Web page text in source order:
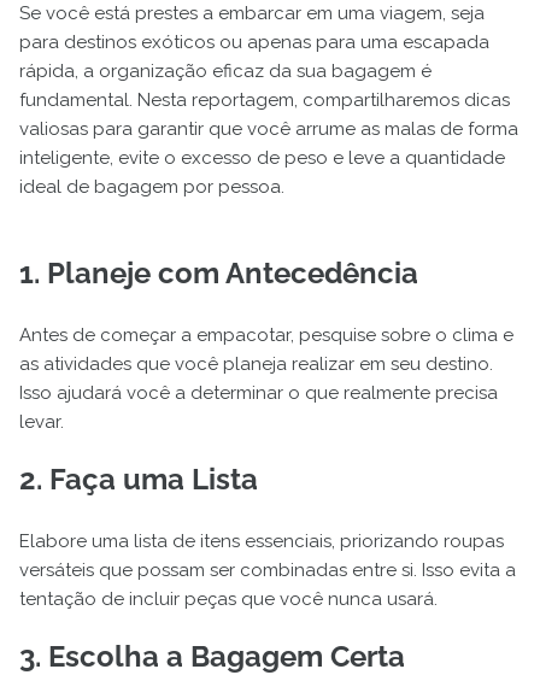
Se você está prestes a embarcar em uma viagem, seja
para destinos exóticos ou apenas para uma escapada
rápida, a organização eficaz da sua bagagem é
fundamental. Nesta reportagem, compartilharemos dicas
valiosas para garantir que você arrume as malas de forma
inteligente, evite o excesso de peso e leve a quantidade
ideal de bagagem por pessoa.
1. Planeje com Antecedência
Antes de começar a empacotar, pesquise sobre o clima e
as atividades que você planeja realizar em seu destino.
Isso ajudará você a determinar o que realmente precisa
levar.
2. Faça uma Lista
Elabore uma lista de itens essenciais, priorizando roupas
versáteis que possam ser combinadas entre si. Isso evita a
tentação de incluir peças que você nunca usará.
3. Escolha a Bagagem Certa